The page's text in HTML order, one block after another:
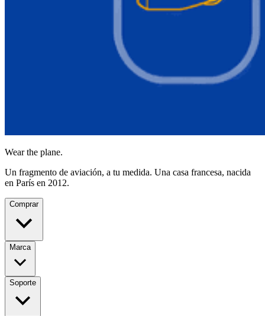
Wear the plane.
Un fragmento de aviación, a tu medida. Una casa francesa, nacida
en París en 2012.
Comprar
Marca
Soporte